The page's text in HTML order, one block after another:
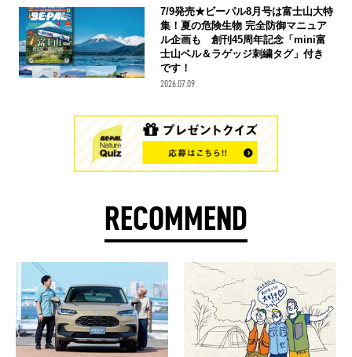
7/9発売★ビーパル8月号は富士山大特
集！夏の危険生物 完全防御マニュア
ル企画も 創刊45周年記念「mini富
士山ベル＆ラゲッジ刺繍タグ」付き
です！
2026.07.09
RECOMMEND